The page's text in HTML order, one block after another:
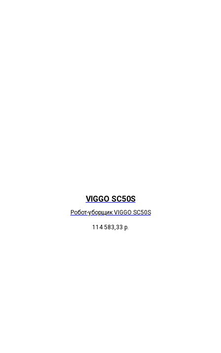
VIGGO SC50S
Робот-уборщик VIGGO SC50S
114 583,33 р.